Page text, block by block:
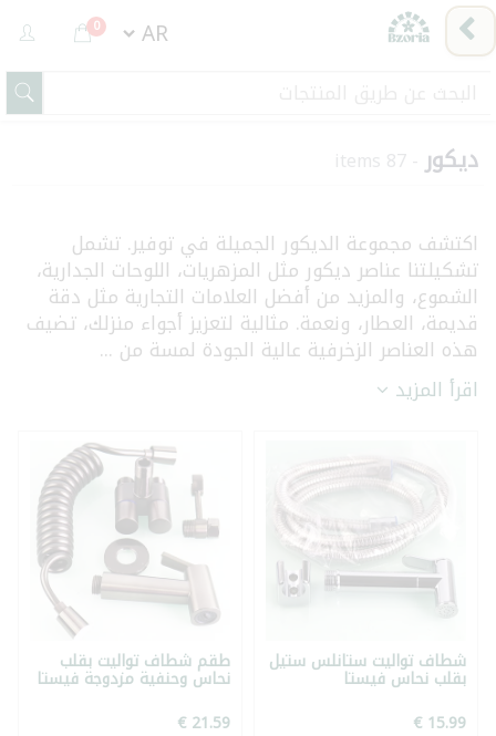
0
ديكور - 87 items
اكتشف مجموعة الديكور الجميلة في توفير. تشمل
تشكيلتنا عناصر ديكور مثل المزهريات، اللوحات الجدارية،
الشموع، والمزيد من أفضل العلامات التجارية مثل دقة
قديمة، العطار، ونعمة. مثالية لتعزيز أجواء منزلك، تضيف
هذه العناصر الزخرفية عالية الجودة لمسة من ...
اقرأ المزيد
شطاف تواليت ستانلس ستيل
بقلب نحاس فيستا
طقم شطاف تواليت بقلب
نحاس وحنفية مزدوجة فيستا